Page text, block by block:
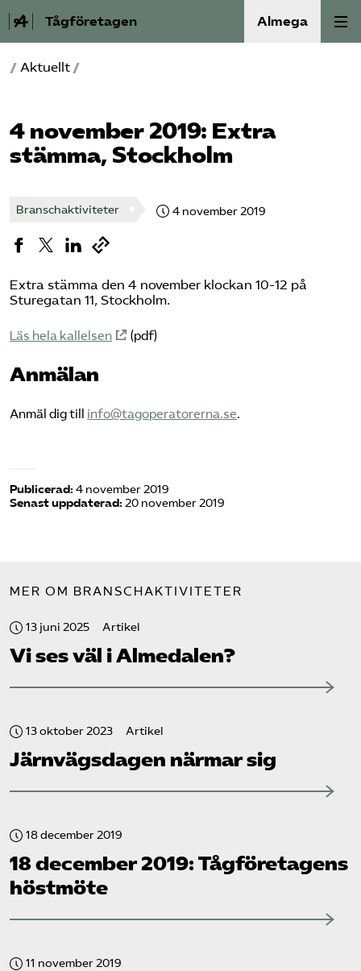
Tågföretagen Almega
Aktuellt
Våra frågor
Aktiviteter
Om oss
Kontakt
Mina sidor (almega.se)
Sök på tagforetagen.se
/ Aktuellt /
4 november 2019: Extra
stämma, Stockholm
Branschaktiviteter 4 november 2019
Extra stämma den 4 november klockan 10-12 på
Sturegatan 11, Stockholm.
Läs hela kallelsen (pdf)
Anmälan
Anmäl dig till info@tagoperatorerna.se.
Publicerad: 4 november 2019
Senast uppdaterad: 20 november 2019
MER OM BRANSCHAKTIVITETER
13 juni 2025 Artikel
Vi ses väl i Almedalen?
13 oktober 2023 Artikel
Järnvägs­dagen närmar sig
18 december 2019
18 december 2019: Tåg­företagens
höstmöte
11 november 2019